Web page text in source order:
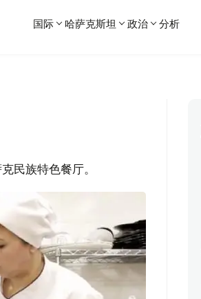
国际 哈萨克斯坦 政治 分析
民族特色餐厅。